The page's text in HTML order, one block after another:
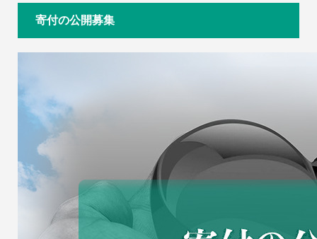
寄付の公開募集